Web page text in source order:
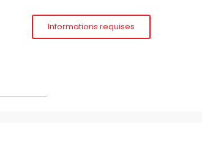
Informations requises